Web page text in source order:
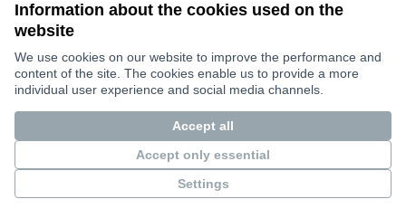
Information about the cookies used on the
website
We use cookies on our website to improve the performance and
content of the site. The cookies enable us to provide a more
individual user experience and social media channels.
Accept all
Accept only essential
Settings
Terms of Service
Cookie settings
Bauhaus4Med at X
Bauhaus4Med στο Facebook
(Εξωτερικός σύνδεσμος)
Bauhaus4Med στο Instagram
(Εξωτερικός σύνδεσμος)
Choose languageScegli la linguaИзбери езикΕπιλογή γλώσσας